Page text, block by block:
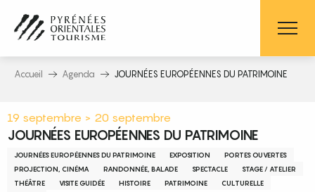
contenu
principal
Accueil Agenda JOURNÉES EUROPÉENNES DU PATRIMOINE
19 septembre > 20 septembre
JOURNÉES EUROPÉENNES DU PATRIMOINE
JOURNÉES EUROPÉENNES DU PATRIMOINE EXPOSITION
PORTES OUVERTES
PROJECTION, CINÉMA
RANDONNÉE, BALADE SPECTACLE
STAGE / ATELIER
THÉÂTRE
VISITE GUIDÉE HISTOIRE PATRIMOINE
CULTURELLE